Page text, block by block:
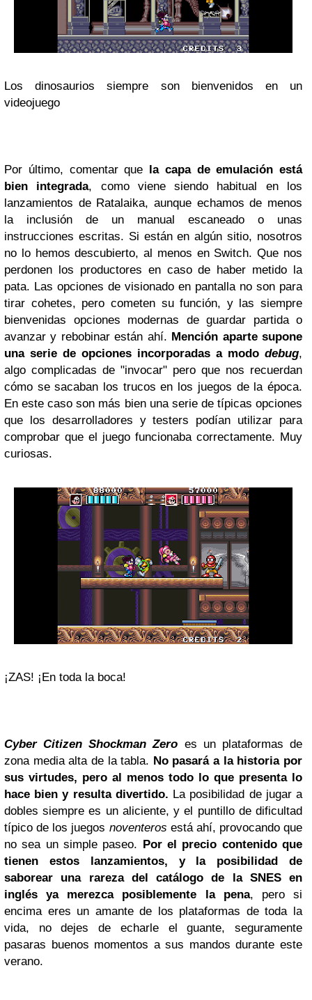
Los dinosaurios siempre son bienvenidos en un
videojuego
Por último, comentar que la capa de emulación está
bien integrada, como viene siendo habitual en los
lanzamientos de Ratalaika, aunque echamos de menos
la inclusión de un manual escaneado o unas
instrucciones escritas. Si están en algún sitio, nosotros
no lo hemos descubierto, al menos en Switch. Que nos
perdonen los productores en caso de haber metido la
pata. Las opciones de visionado en pantalla no son para
tirar cohetes, pero cometen su función, y las siempre
bienvenidas opciones modernas de guardar partida o
avanzar y rebobinar están ahí. Mención aparte supone
una serie de opciones incorporadas a modo debug,
algo complicadas de "invocar" pero que nos recuerdan
cómo se sacaban los trucos en los juegos de la época.
En este caso son más bien una serie de típicas opciones
que los desarrolladores y testers podían utilizar para
comprobar que el juego funcionaba correctamente. Muy
curiosas.
¡ZAS! ¡En toda la boca!
Cyber Citizen Shockman Zero es un plataformas de
zona media alta de la tabla. No pasará a la historia por
sus virtudes, pero al menos todo lo que presenta lo
hace bien y resulta divertido. La posibilidad de jugar a
dobles siempre es un aliciente, y el puntillo de dificultad
típico de los juegos noventeros está ahí, provocando que
no sea un simple paseo. Por el precio contenido que
tienen estos lanzamientos, y la posibilidad de
saborear una rareza del catálogo de la SNES en
inglés ya merezca posiblemente la pena, pero si
encima eres un amante de los plataformas de toda la
vida, no dejes de echarle el guante, seguramente
pasaras buenos momentos a sus mandos durante este
verano.